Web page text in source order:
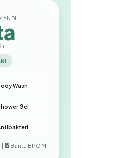
Wash
Gel
| Bantu BPOM